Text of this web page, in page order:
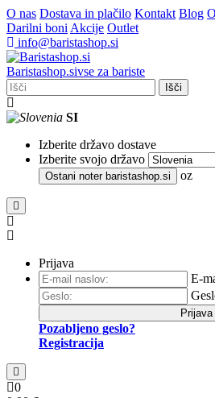
O nas Dostava in plačilo Kontakt Blog
Darilni boni Akcije Outlet
info@baristashop.si
Baristashop.sivse za bariste
Išči
SI
Izberite državo dostave
Izberite svojo državo
Ostani noter baristashop.si oz
Prijava
E-
Prijava
Pozabljeno geslo?
Registracija
0